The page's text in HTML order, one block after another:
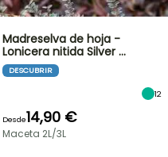
Madreselva de hoja -
Lonicera nitida Silver …
DESCUBRIR
12
Desde14,90 €
Maceta 2L/3L